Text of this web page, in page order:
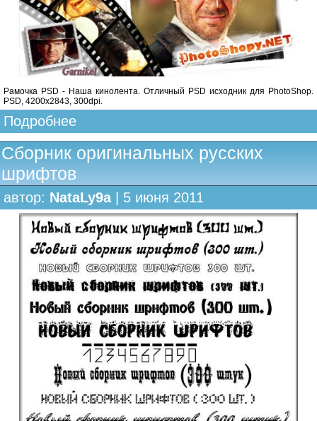
Рамочка PSD - Наша кинолента. Отличный PSD исходник для PhotoShop.
PSD, 4200x2843, 300dpi.
Подробнее
Сборник оригинальных русских
шрифтов
автор: NataLy9a| 5 июня 2011